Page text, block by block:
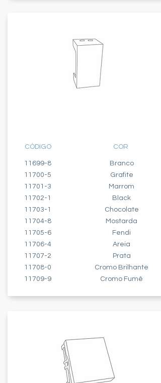
CÓDIGO
11699-8
11700-5
11701-3
11702-1
11703-1
11704-8
11705-6
11706-4
11707-2
11708-0
11709-9
COR
Branco
Grafite
Marrom
Black
Chocolate
Mostarda
Fendi
Areia
Prata
Cromo Brilhante
Cromo Fumê